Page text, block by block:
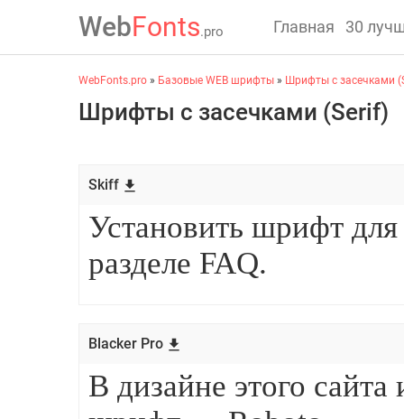
WebFonts.pro Главная 30
WebFonts.pro » Базовые WEB шрифты » Шрифты с засечками
Шрифты с засечками (Serif)
Skiff
Blacker Pro